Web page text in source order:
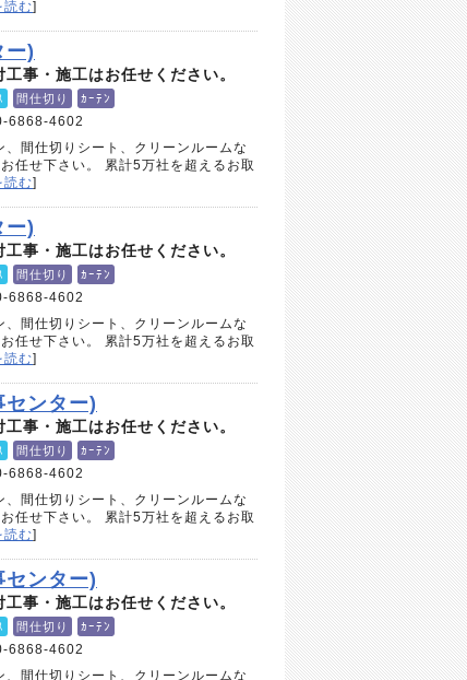
読む]
ー)
事・施工はお任せください。
間仕切り
ｶｰﾃﾝ
6868-4602
間仕切りシート、クリーンルームな
任せ下さい。 累計5万社を超えるお取
読む]
ー)
事・施工はお任せください。
間仕切り
ｶｰﾃﾝ
6868-4602
間仕切りシート、クリーンルームな
任せ下さい。 累計5万社を超えるお取
読む]
ンター)
事・施工はお任せください。
間仕切り
ｶｰﾃﾝ
6868-4602
間仕切りシート、クリーンルームな
任せ下さい。 累計5万社を超えるお取
読む]
ンター)
事・施工はお任せください。
間仕切り
ｶｰﾃﾝ
6868-4602
間仕切りシート、クリーンルームな